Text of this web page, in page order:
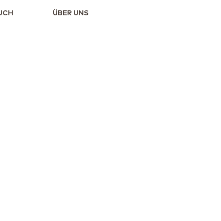
ÜBER UNS